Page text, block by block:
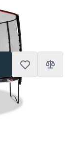
Op voorraad